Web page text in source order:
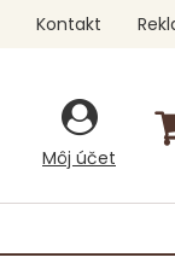
Môj účet
Kontakt